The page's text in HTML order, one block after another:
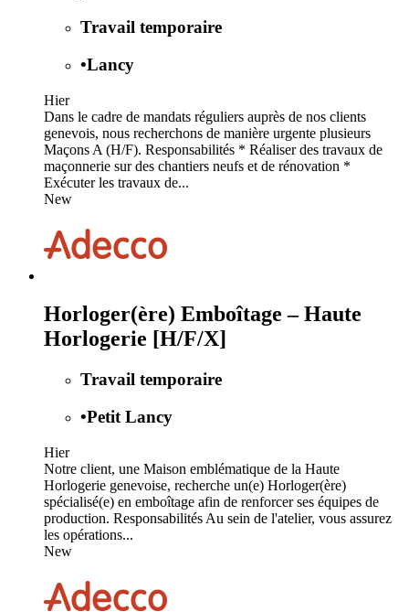
Travail temporaire
•Lancy
Hier
Dans le cadre de mandats réguliers auprès de nos clients
genevois, nous recherchons de manière urgente plusieurs
Maçons A (H/F). Responsabilités * Réaliser des travaux de
maçonnerie sur des chantiers neufs et de rénovation *
Exécuter les travaux de...
New
Horloger(ère) Emboîtage – Haute
Horlogerie [H/F/X]
Travail temporaire
•Petit Lancy
Hier
Notre client, une Maison emblématique de la Haute
Horlogerie genevoise, recherche un(e) Horloger(ère)
spécialisé(e) en emboîtage afin de renforcer ses équipes de
production. Responsabilités Au sein de l'atelier, vous assurez
les opérations...
New